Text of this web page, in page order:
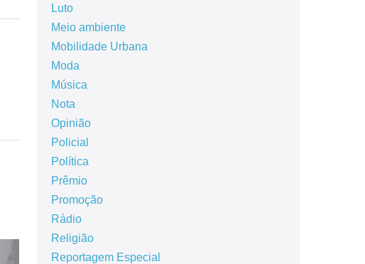
Luto
Meio ambiente
Mobilidade Urbana
Moda
Música
Nota
Opinião
Policial
Política
Prêmio
Promoção
Rádio
Religião
Reportagem Especial